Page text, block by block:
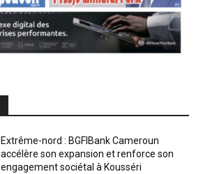
Extrême-nord : BGFIBank Cameroun
accélère son expansion et renforce son
engagement sociétal à Kousséri